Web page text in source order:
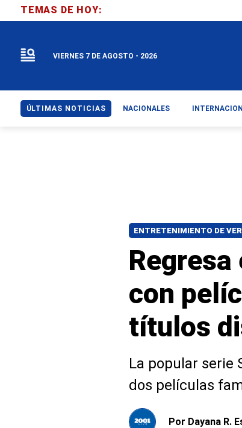
ENTRETENIMIENTO DE
Regresa
con
títulos
La popular serie
dos películas
Por Dayana R.
TEMAS DE HOY:
VIERNES 7 DE AGOSTO - 2026
ÚLTIMAS NOTICIAS NACIONALES